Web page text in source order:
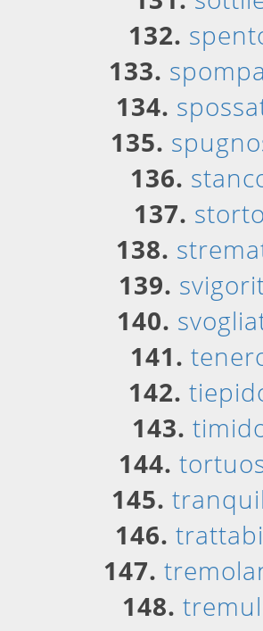
132.
133.
134.
135.
136.
137. storto
138.
139.
140.
141.
142.
143.
144.
145.
146.
147.
148.